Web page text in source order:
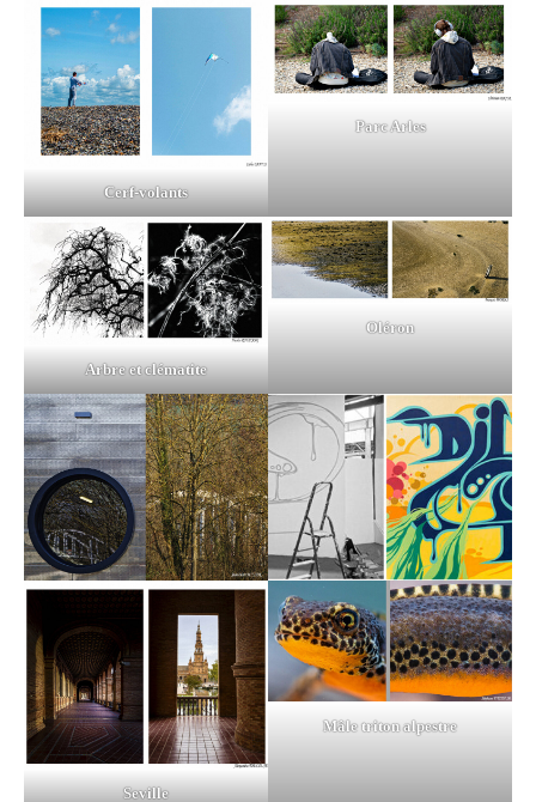
Cerf-volants
Parc Arles
Arbre et clématite
Oléron
Seville
Mâle triton alpestre